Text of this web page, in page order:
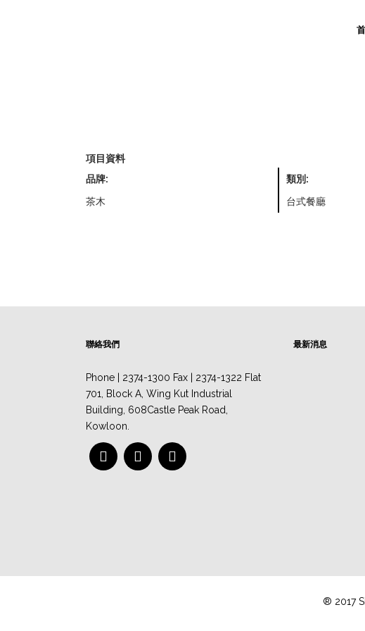
項目資料
品牌:
類別:
茶木
台式餐廳
聯絡我們
Phone | 2374-1300 Fax | 2374-1322 Flat
701, Block A, Wing Kut Industrial
Building, 608Castle Peak Road,
Kowloon.
最新消息
® 2017